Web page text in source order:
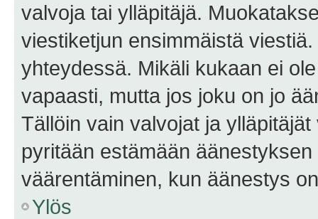
valvoja tai ylläpitäjä.
viestiketjun ensimmäistä
yhteydessä. Mikäli kukaan ei
vapaasti, mutta jos joku on jo
Tällöin vain valvojat ja
pyritään estämään
väärentäminen, kun äänestys
Ylös